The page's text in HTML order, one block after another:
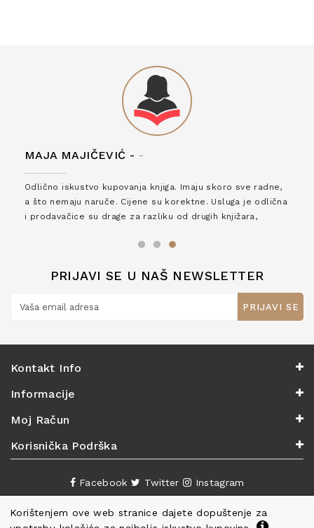
Korištenjem ove web stranice dajete dopuštenje za
MAJA MAJIČEVIĆ - -
Odlično iskustvo kupovanja knjiga. Imaju skoro sve radne,
a što nemaju naruče. Cijene su korektne. Usluga je odlična
i prodavačice su drage za razliku od drugih knjižara,
PRIJAVI SE U NAŠ NEWSLETTER
PRIJAVI SE
Kontakt Info
Informacije
Moj Račun
Korisnička Podrška
Facebook Twitter Instagram